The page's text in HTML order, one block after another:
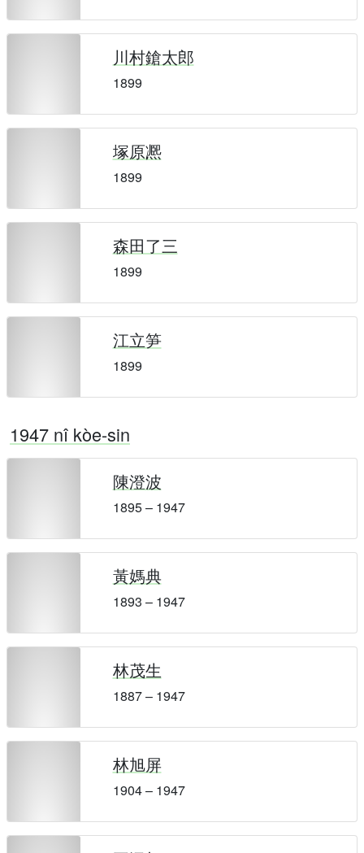
川村鎗太郎
1899
塚原凞
1899
森田了三
1899
江立笋
1899
1947 nî kòe-sin
陳澄波
1895 – 1947
黃媽典
1893 – 1947
林茂生
1887 – 1947
林旭屏
1904 – 1947